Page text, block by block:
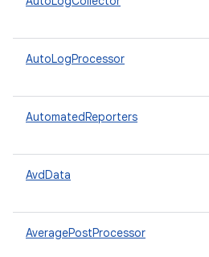
AutoLogProcessor
AutomatedReporters
AvdData
AveragePostProcessor